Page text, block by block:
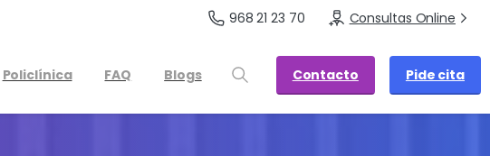
968 21 23 70 Consultas Online
Policlínica FAQ Blogs Contacto Pide cita